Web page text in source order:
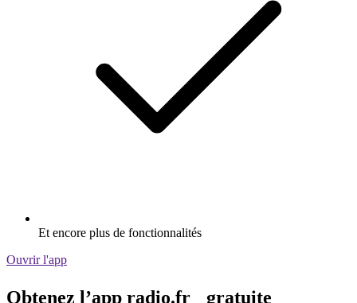
Et encore plus de fonctionnalités
Ouvrir l'app
Obtenez l’app radio.fr gratuite